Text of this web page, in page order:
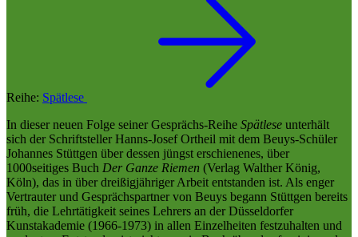
Reihe: Spätlese
In dieser neuen Folge seiner Gesprächs-Reihe Spätlese unterhält
sich der Schriftsteller Hanns-Josef Ortheil mit dem Beuys-Schüler
Johannes Stüttgen über dessen jüngst erschienenes, über
1000seitiges Buch Der Ganze Riemen (Verlag Walther König,
Köln), das in über dreißigjähriger Arbeit entstanden ist. Als enger
Vertrauter und Gesprächspartner von Beuys begann Stüttgen bereits
früh, die Lehrtätigkeit seines Lehrers an der Düsseldorfer
Kunstakademie (1966-1973) in allen Einzelheiten festzuhalten und